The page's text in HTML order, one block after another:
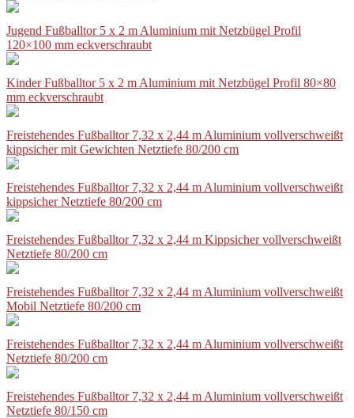
Jugend Fußballtor 5 x 2 m Aluminium mit Netzbügel Profil
120×100 mm eckverschraubt
Kinder Fußballtor 5 x 2 m Aluminium mit Netzbügel Profil 80×80
mm eckverschraubt
Freistehendes Fußballtor 7,32 x 2,44 m Aluminium vollverschweißt
kippsicher mit Gewichten Netztiefe 80/200 cm
Freistehendes Fußballtor 7,32 x 2,44 m Aluminium vollverschweißt
kippsicher Netztiefe 80/200 cm
Freistehendes Fußballtor 7,32 x 2,44 m Kippsicher vollverschweißt
Netztiefe 80/200 cm
Freistehendes Fußballtor 7,32 x 2,44 m Aluminium vollverschweißt
Mobil Netztiefe 80/200 cm
Freistehendes Fußballtor 7,32 x 2,44 m Aluminium vollverschweißt
Netztiefe 80/200 cm
Freistehendes Fußballtor 7,32 x 2,44 m Aluminium vollverschweißt
Netztiefe 80/150 cm